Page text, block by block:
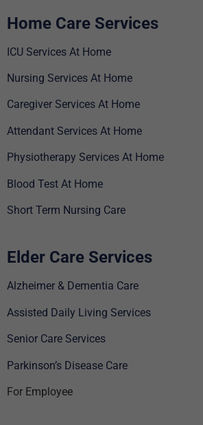
Home Care Services
ICU Services At Home
Nursing Services At Home
Caregiver Services At Home
Attendant Services At Home
Physiotherapy Services At Home
Blood Test At Home
Short Term Nursing Care
Elder Care Services
Alzheimer & Dementia Care
Assisted Daily Living Services
Senior Care Services
Parkinson’s Disease Care
For Employee